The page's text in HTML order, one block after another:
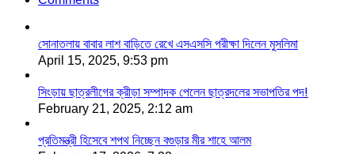
সোনাতলায় বাবার লাশ বাড়িতে রেখে এসএসসি পরীক্ষা দিলেন মুসলিমা
April 15, 2025, 9:53 pm
সিংড়ায় ছাত্রলীগের ক্রীড়া সম্পাদক পেলেন ছাত্রদলের সভাপতির পদ!
February 21, 2025, 2:12 am
প্রতিমন্ত্রী হিসেবে শপথ নিচ্ছেন বগুড়ার মীর শাহে আলম